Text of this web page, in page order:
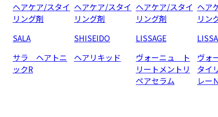
ヘアケア/スタイ
リング剤
SALA
サラ ヘアトニ
ックR
ヘアケア/スタイ
リング剤
SHISEIDO
ヘアリキッド
ヘアケア/スタイ
リング剤
LISSAGE
ヴォーニュ ト
リートメントリ
ペアセラム
ヘア
リン
ヴォ
タイ
レー